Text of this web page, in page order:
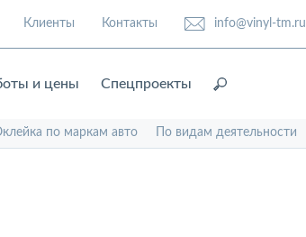
Клиенты Контакты info@vinyl-tm.ru
и цены Спецпроекты
по маркам авто По видам деятельности